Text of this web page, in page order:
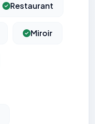
Restaurant
Miroir